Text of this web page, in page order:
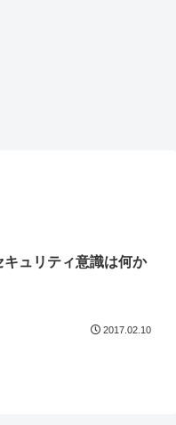
キュリティ意識は何か
2017.02.10